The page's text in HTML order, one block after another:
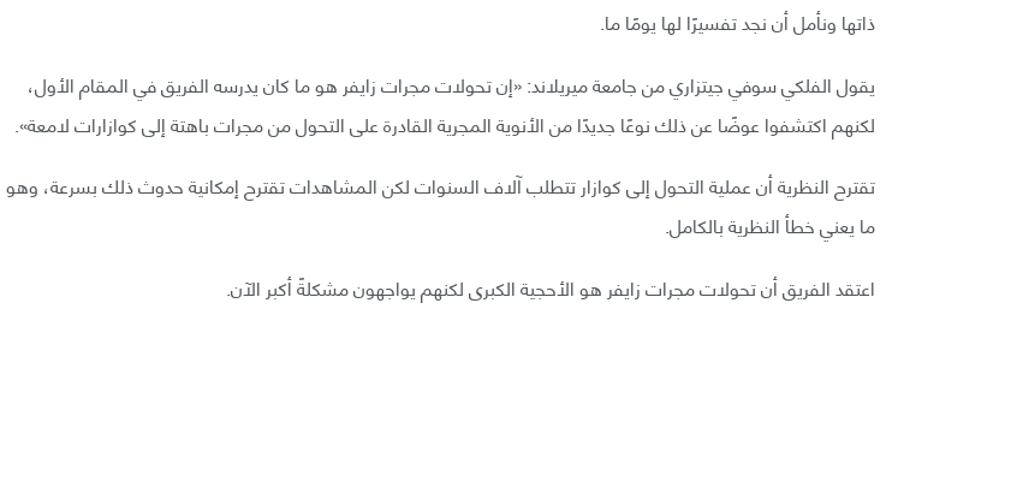
ذاتها ونأمل أن نجد تفسيرًا لها يومًا ما.
يقول الفلكي سوفي جيتزاري من جامعة ميريلاند: «إن تحولات مجرات زايفر هو ما كان يدرسه الفريق في المقام الأول،
لكنهم اكتشفوا عوضًا عن ذلك نوعًا جديدًا من الأنوية المجرية القادرة على التحول من مجرات باهتة إلى كوازارات لامعة».
تقترح النظرية أن عملية التحول إلى كوازار تتطلب آلاف السنوات لكن المشاهدات تقترح إمكانية حدوث ذلك بسرعة، وهو
ما يعني خطأ النظرية بالكامل.
اعتقد الفريق أن تحولات مجرات زايفر هو الأحجية الكبرى لكنهم يواجهون مشكلةً أكبر الآن.